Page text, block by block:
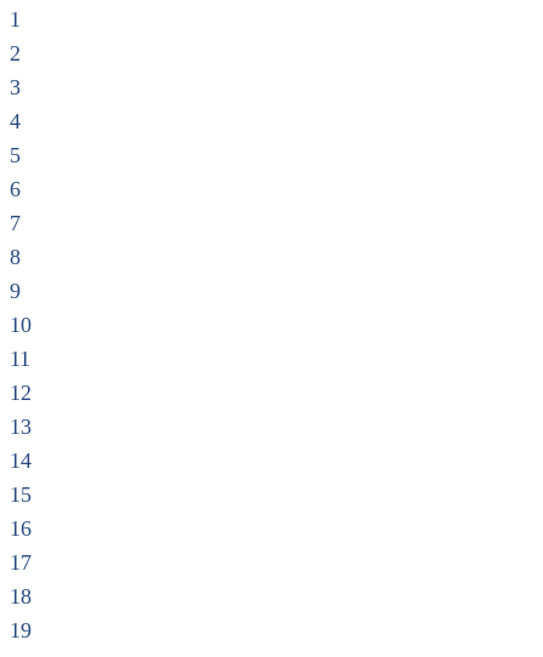
1
2
3
4
5
6
7
8
9
10
11
12
13
14
15
16
17
18
19